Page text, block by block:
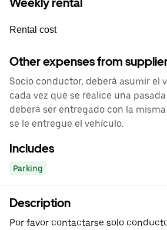
Weekly rental
Rental cost
Other expenses from
Socio conductor, deberá asumir el
cada vez que se realice una
deberá ser entregado con la
se le entregue el vehículo.
Includes
Parking
Description
Por favor contactarse solo